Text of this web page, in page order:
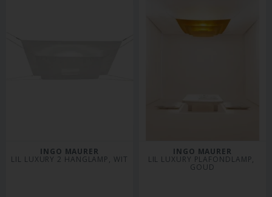
INGO MAURER
LIL LUXURY 2 HANGLAMP, WIT
INGO MAURER
LIL LUXURY PLAFONDLAMP,
GOUD